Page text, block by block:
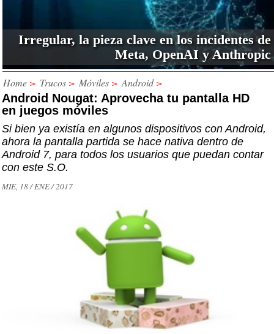
Irregular, la pieza clave en los incidentes de
Meta, OpenAI y Anthropic
Home > Trucos > Móviles > Android >
Android Nougat: Aprovecha tu pantalla HD
en juegos móviles
Si bien ya existía en algunos dispositivos con Android,
ahora la pantalla partida se hace nativa dentro de
Android 7, para todos los usuarios que puedan contar
con este S.O.
MIE, 18 / ENE / 2017